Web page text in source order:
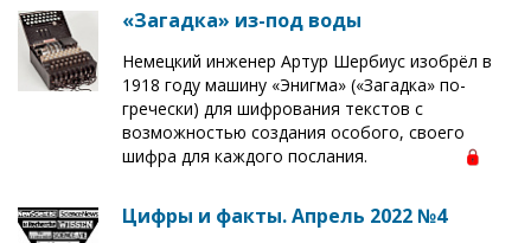
«Загадка» из-под воды
Немецкий инженер Артур Шербиус изобрёл в
1918 году машину «Энигма» («Загадка» по-
гречески) для шифрования текстов с
возможностью создания особого, своего
шифра для каждого послания.
Цифры и факты. Апрель 2022 №4